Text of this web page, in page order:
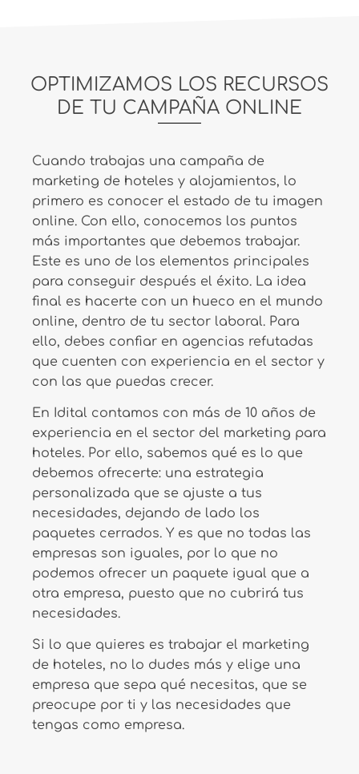
OPTIMIZAMOS LOS RECURSOS
DE TU CAMPAÑA ONLINE
Cuando trabajas una campaña de
marketing de hoteles y alojamientos, lo
primero es conocer el estado de tu imagen
online. Con ello, conocemos los puntos
más importantes que debemos trabajar.
Este es uno de los elementos principales
para conseguir después el éxito. La idea
final es hacerte con un hueco en el mundo
online, dentro de tu sector laboral. Para
ello, debes confiar en agencias refutadas
que cuenten con experiencia en el sector y
con las que puedas crecer.
En Idital contamos con más de 10 años de
experiencia en el sector del marketing para
hoteles. Por ello, sabemos qué es lo que
debemos ofrecerte: una estrategia
personalizada que se ajuste a tus
necesidades, dejando de lado los
paquetes cerrados. Y es que no todas las
empresas son iguales, por lo que no
podemos ofrecer un paquete igual que a
otra empresa, puesto que no cubrirá tus
necesidades.
Si lo que quieres es trabajar el marketing
de hoteles, no lo dudes más y elige una
empresa que sepa qué necesitas, que se
preocupe por ti y las necesidades que
tengas como empresa.